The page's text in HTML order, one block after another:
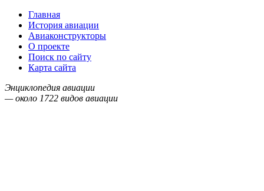
Главная
История авиации
Авиаконструкторы
О проекте
Поиск по сайту
Карта сайта
Энциклопедия авиации
— около 1722 видов авиации